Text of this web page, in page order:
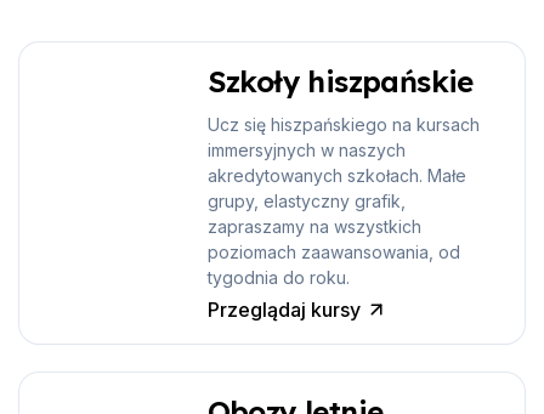
Szkoły hiszpańskie
Ucz się hiszpańskiego na kursach
immersyjnych w naszych
akredytowanych szkołach. Małe
grupy, elastyczny grafik,
zapraszamy na wszystkich
poziomach zaawansowania, od
tygodnia do roku.
Przeglądaj kursy